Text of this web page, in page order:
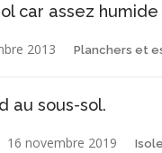
car assez
2013 Planchers et
au sous-sol.
16 novembre 2019